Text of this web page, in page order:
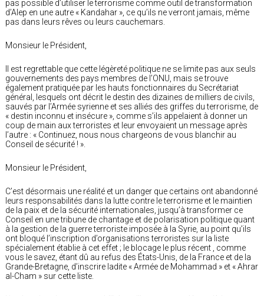
pas possible d’utiliser le terrorisme comme outil de transformation
d’Alep en une autre « Kandahar », ce qu’ils ne verront jamais, même
pas dans leurs rêves ou leurs cauchemars.
Monsieur le Président,
Il est regrettable que cette légèreté politique ne se limite pas aux seuls
gouvernements des pays membres de l’ONU, mais se trouve
également pratiquée par les hauts fonctionnaires du Secrétariat
général, lesquels ont décrit le destin des dizaines de milliers de civils,
sauvés par l’Armée syrienne et ses alliés des griffes du terrorisme, de
« destin inconnu et insécure », comme s’ils appelaient à donner un
coup de main aux terroristes et leur envoyaient un message après
l’autre : « Continuez, nous nous chargeons de vous blanchir au
Conseil de sécurité ! ».
Monsieur le Président,
C’est désormais une réalité et un danger que certains ont abandonné
leurs responsabilités dans la lutte contre le terrorisme et le maintien
de la paix et de la sécurité internationales, jusqu’à transformer ce
Conseil en une tribune de chantage et de polarisation politique quant
à la gestion de la guerre terroriste imposée à la Syrie, au point qu’ils
ont bloqué l’inscription d’organisations terroristes sur la liste
spécialement établie à cet effet ; le blocage le plus récent , comme
vous le savez, étant dû au refus des États-Unis, de la France et de la
Grande-Bretagne, d’inscrire ladite « Armée de Mohammad » et « Ahrar
al-Cham » sur cette liste.